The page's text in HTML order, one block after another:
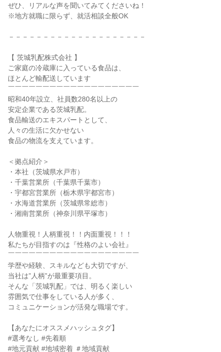
ぜひ、リアルな声を聞いてみてくださいね！
※地方就職に限らず、就活相談全般OK
－－－－－－－－－－－－－－－－－－－－
【 茨城乳配株式会社 】
ご家庭の冷蔵庫に入っている食品は、
ほとんど輸配送しています
￣￣￣￣￣￣￣￣￣￣￣￣￣￣￣￣￣￣￣
昭和40年設立、社員数280名以上の
安定企業である茨城乳配。
食品輸送のエキスパートとして、
人々の生活に欠かせない
食品の物流を支えています。
＜拠点紹介＞
・本社（茨城県水戸市）
・千葉営業所（千葉県千葉市）
・宇都宮営業所（栃木県宇都宮市）
・水海道営業所（茨城県常総市）
・湘南営業所（神奈川県平塚市）
人物重視！人柄重視！！内面重視！！！
私たちが目指すのは『性格のよい会社』
￣￣￣￣￣￣￣￣￣￣￣￣￣￣￣￣￣￣￣
学歴や経験、スキルなども大切ですが、
当社は”人柄”が最重要項目。
そんな「茨城乳配」では、明るく楽しい
雰囲気で仕事をしている人が多く、
コミュニケーションが活発な職場です。
【あなたにオススメハッシュタグ】
#選考なし #先着順
#地元貢献 #地域密着 ＃地域貢献